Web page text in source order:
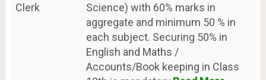
Clerk
Science) with 60% marks in
aggregate and minimum 50 % in
each subject. Securing 50% in
English and Maths /
Accounts/Book keeping in Class